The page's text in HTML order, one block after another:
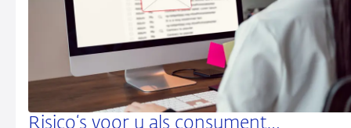
Risico‘s voor u als consument…